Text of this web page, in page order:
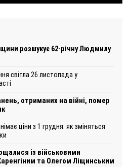
розшукує 62-річну Людмилу
світла 26 листопада у
отриманих на війні, помер
ціни з 1 грудня: як зміняться
із військовими
та Олегом Ліщинським